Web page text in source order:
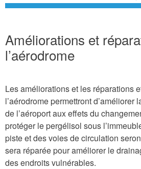
Améliorations et
l’aérodrome
Les améliorations et les réparations
l’aérodrome permettront d’améliorer
de l’aéroport aux effets du
protéger le pergélisol sous
piste et des voies de circulation
sera réparée pour améliorer le
des endroits vulnérables.